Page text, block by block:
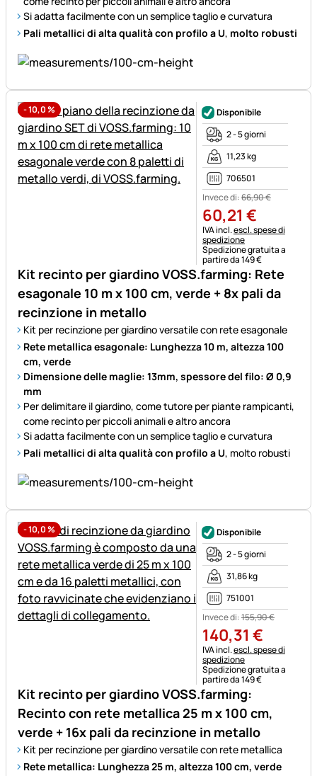
Si adatta facilmente con un semplice taglio e curvatura
Pali metallici di alta qualità con profilo a U, molto robusti
-10,0%
Kit recinto per giardino VOSS.farming: Rete
esagonale 10 m x 100 cm, verde + 8x pali da
recinzione in metallo
Kit per recinzione per giardino versatile con rete esagonale
Rete metallica esagonale: Lunghezza 10 m, altezza 100
cm, verde
Dimensione delle maglie: 13mm, spessore del filo: Ø 0,9
mm
Per delimitare il giardino, come tutore per piante rampicanti,
come recinto per piccoli animali e altro ancora
Si adatta facilmente con un semplice taglio e curvatura
Pali metallici di alta qualità con profilo a U, molto robusti
Disponibile
2 - 5 giorni
11,23 kg
706501
Invece di:66,90€
60,21 €
Informazioni fiscali:
IVA incl.escl. spese di
spedizione
Spedizione gratuita a
partire da 149 €
-10,0%
Kit recinto per giardino VOSS.farming:
Recinto con rete metallica 25 m x 100 cm,
verde + 16x pali da recinzione in metallo
Kit per recinzione per giardino versatile con rete metallica
Rete metallica: Lunghezza 25 m, altezza 100 cm, verde
Disponibile
2 - 5 giorni
31,86 kg
751001
Invece di:155,90€
140,31 €
Informazioni fiscali:
IVA incl.escl. spese di
spedizione
Spedizione gratuita a
partire da 149 €